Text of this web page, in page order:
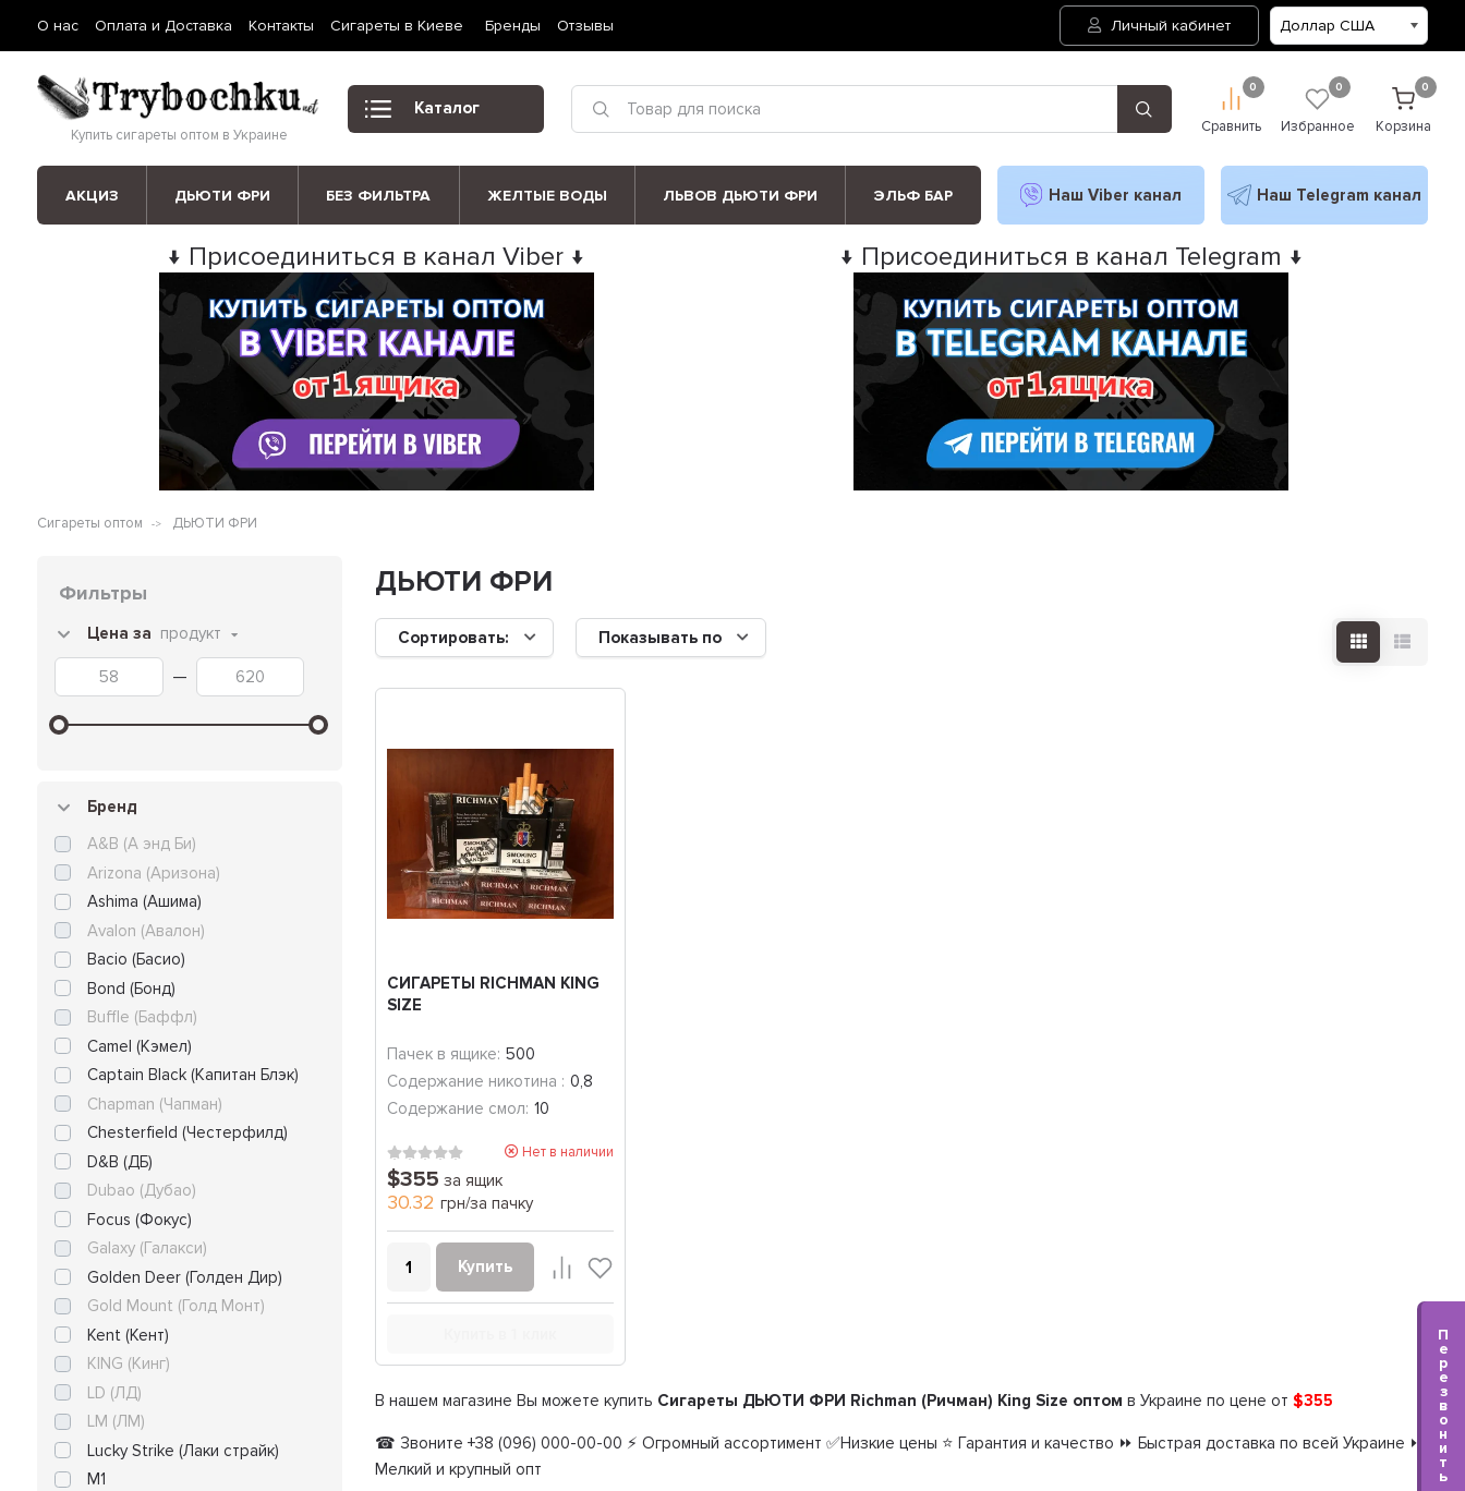
О нас Оплата и Доставка Контакты Сигареты в Киеве Бренды Отзывы Личный кабинет
Купить сигареты оптом в Украине
Каталог
0
Сравнить
0
Избранное
0
Корзина
АКЦИЗ ДЬЮТИ ФРИ БЕЗ ФИЛЬТРА ЖЕЛТЫЕ ВОДЫ ЛЬВОВ ДЬЮТИ ФРИ ЭЛЬФ БАР Наш Viber канал Наш Telegram канал
↓ Присоединиться в канал Viber ↓ ↓ Присоединиться в канал Telegram ↓
Сигареты оптом ДЬЮТИ ФРИ
Фильтры
Цена за продукт
—
Бренд
A&B (А энд Би)
Arizona (Аризона)
Ashima (Ашима)
Avalon (Авалон)
Bacio (Басио)
Bond (Бонд)
Buffle (Баффл)
Camel (Кэмел)
Captain Black (Капитан Блэк)
Chapman (Чапман)
Chesterfield (Честерфилд)
D&B (ДБ)
Dubao (Дубао)
Focus (Фокус)
Galaxy (Галакси)
Golden Deer (Голден Дир)
Gold Mount (Голд Монт)
Kent (Кент)
KING (Кинг)
LD (ЛД)
LM (ЛМ)
Lucky Strike (Лаки страйк)
M1
ДЬЮТИ ФРИ
Сортировать: Показывать по
СИГАРЕТЫ RICHMAN KING
SIZE
Пачек в ящике: 500
Содержание никотина : 0,8
Содержание смол: 10
Нет в наличии
$355 за ящик
30.32 грн/за пачку
Купить
В нашем магазине Вы можете купить Сигареты ДЬЮТИ ФРИ Richman (Ричман) King Size оптом в Украине по цене от$355
☎ Звоните +38 (096) 000-00-00 ⚡ Огромный ассортимент ✅Низкие цены ⭐ Гарантия и качество ⏩ Быстрая доставка по всей Украине ⏩
Мелкий и крупный опт
П
е
р
е
з
в
о
н
и
т
ь